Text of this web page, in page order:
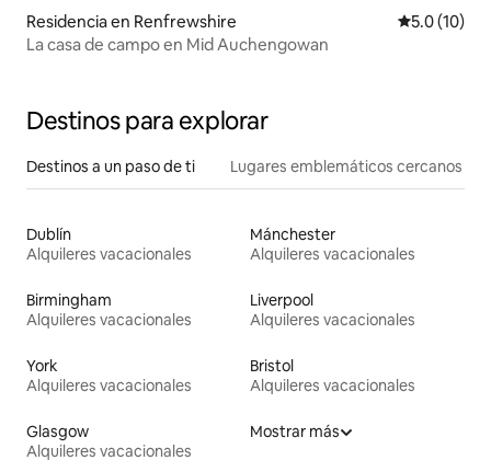
Residencia en Renfrewshire Calificación
5.0 (10)
La casa de campo en Mid Auchengowan
Destinos para explorar
Destinos a un paso de ti Lugares emblemáticos cercanos
Dublín
Alquileres vacacionales
Mánchester
Alquileres vacacionales
Birmingham
Alquileres vacacionales
Liverpool
Alquileres vacacionales
York
Alquileres vacacionales
Bristol
Alquileres vacacionales
Glasgow
Alquileres vacacionales
Mostrar más